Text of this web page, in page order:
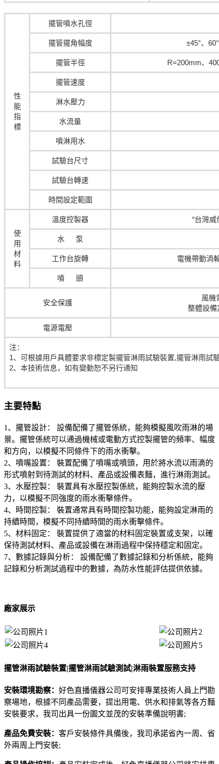
性
能
指
標
擺管噴水孔徑
擺管擺角幅度 ±45°、
擺管半徑 R=200mm、
擺管速度
淋水壓力
水流量
噴淋用水
試驗台尺寸
試驗台轉速
時間設定範圍
使
用
材
料
溫度控製器 “台灣威
水 泵
工作台旋轉 電機帶動渦
噴 頭
安全保護
風機
整體設備
電源電壓
注：
1、可根據用戶具體要求非標定製擺管淋雨試驗裝置,擺管淋雨試
2、本技術信息，如有變動恕不另行通知
主要特點
1、擺管設計： 設備配備了擺管係統，能夠模擬風吹雨淋的場
景。擺管係統可以通過機械或電動方式控製擺管的頻率、幅度
和方向，以模擬不同條件下的雨水衝擊。
2、噴嘴設置： 裝置配備了噴嘴或噴頭，用於將水流以雨滴的
形式噴射到待測試的材料、產品或設備表麵，進行淋雨測試。
3、水壓控製： 裝置具有水壓控製係統，能夠控製水流的壓
力，以模擬不同強度的雨水衝擊條件。
4、時間控製： 裝置通常具有時間控製功能，能夠設定淋雨的
持續時間，模擬不同持續時間的雨水衝擊條件。
5、材料固定： 裝置提供了適當的材料固定裝置或支架，以確
保待測試材料、產品或設備在淋雨過程中保持穩定和固定。
7、數據記錄與分析： 設備配備了數據記錄和分析係統，能夠
記錄和分析測試過程中的數據，為防水性能評估提供依據。
廠家展示
擺管淋雨試驗裝置|擺管淋雨試驗測試|淋雨裝置服務支持
安裝環境勘察： 好色直播儀器公司可安排專業技術人員上門勘
察場地，根據不同產品需要，提出用電、供水和排氣等各方麵
安裝要求，我司出具一份圖文並茂的安裝準備說明書;
產品免費安裝： 客戶安裝條件具備後，我司承諾省內一周、省
外兩周上門安裝;